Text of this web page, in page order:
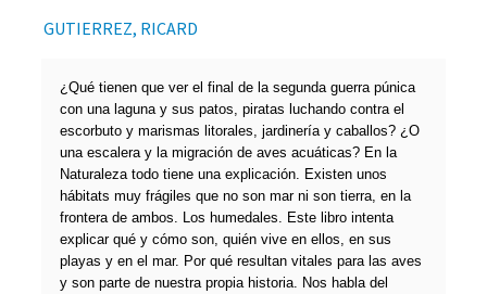
GUTIERREZ, RICARD
¿Qué tienen que ver el final de la segunda guerra púnica
con una laguna y sus patos, piratas luchando contra el
escorbuto y marismas litorales, jardinería y caballos? ¿O
una escalera y la migración de aves acuáticas? En la
Naturaleza todo tiene una explicación. Existen unos
hábitats muy frágiles que no son mar ni son tierra, en la
frontera de ambos. Los humedales. Este libro intenta
explicar qué y cómo son, quién vive en ellos, en sus
playas y en el mar. Por qué resultan vitales para las aves
y son parte de nuestra propia historia. Nos habla del